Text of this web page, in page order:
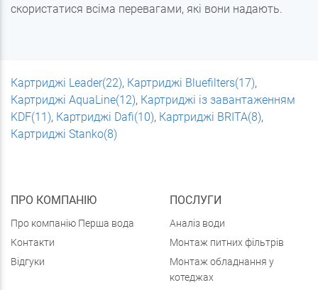
скористатися всіма перевагами, які вони надають.
Картриджі Leader(22), Картриджі Bluefilters(17),
Картриджі AquaLine(12), Картриджі із завантаженням
KDF(11), Картриджі Dafi(10), Картриджі BRITA(8),
Картриджі Stanko(8)
ПРО КОМПАНІЮ
Про компанію Перша вода
Контакти
Відгуки
ПОСЛУГИ
Аналіз води
Монтаж питних фільтрів
Монтаж обладнання у
котеджах